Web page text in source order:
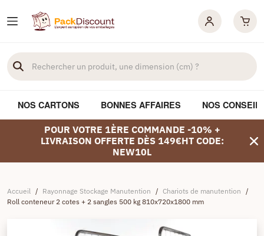
NOS CARTONS BONNES AFFAIRES NOS
POUR VOTRE 1ÈRE COMMANDE -10% +
LIVRAISON OFFERTE DÈS 149€HT CODE:
NEW10L
Accueil / Rayonnage Stockage Manutention / Chariots de manutention /
Roll conteneur 2 cotes + 2 sangles 500 kg 810x720x1800 mm